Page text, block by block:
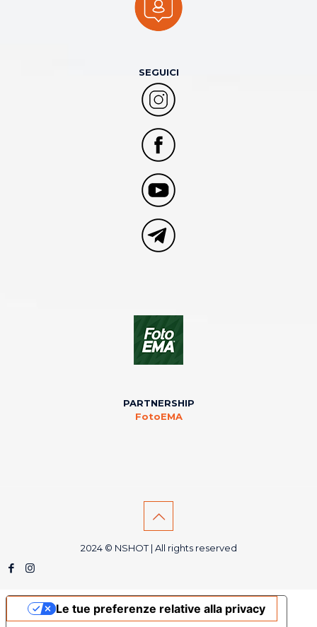
SEGUICI
PARTNERSHIP
FotoEMA
2024 © NSHOT | All rights reserved
Le tue preferenze relative alla privacy